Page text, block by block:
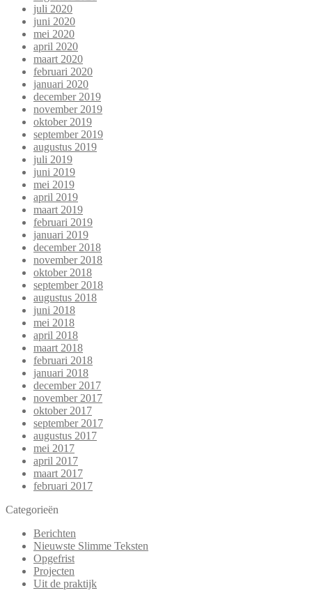
juli 2020
juni 2020
mei 2020
april 2020
maart 2020
februari 2020
januari 2020
december 2019
november 2019
oktober 2019
september 2019
augustus 2019
juli 2019
juni 2019
mei 2019
april 2019
maart 2019
februari 2019
januari 2019
december 2018
november 2018
oktober 2018
september 2018
augustus 2018
juni 2018
mei 2018
april 2018
maart 2018
februari 2018
januari 2018
december 2017
november 2017
oktober 2017
september 2017
augustus 2017
mei 2017
april 2017
maart 2017
februari 2017
Categorieën
Berichten
Nieuwste Slimme Teksten
Opgefrist
Projecten
Uit de praktijk